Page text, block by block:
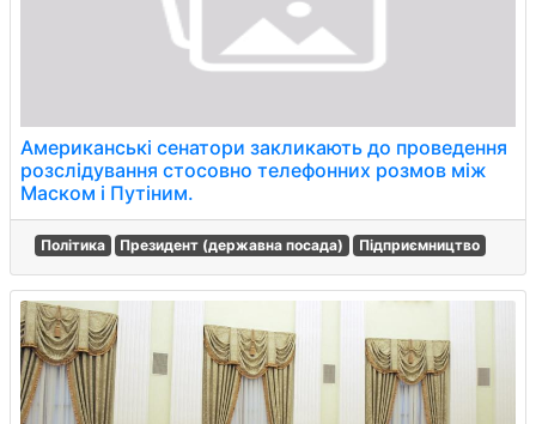
Американські сенатори закликають до проведення
розслідування стосовно телефонних розмов між
Маском і Путіним.
Політика Президент (державна посада) Підприємництво